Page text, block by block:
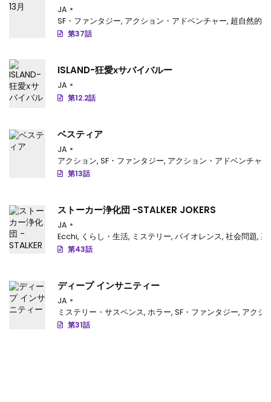
JA
SF・ファンタジー, アクション・アドベンチャー, 超自然的
第37話
ISLAND-狂愛ⅹサバイバルー
JA
第12.2話
ベスティア
JA
アクション, SF・ファンタジー, アクション・アドベンチャー
第13話
ストーカー浄化団 -STALKER JOKERS
JA
Ecchi, くらし・生活, ミステリー, バイオレンス, 社会問題, 裏
第43話
ディープ インサニティー
JA
ミステリー・サスペンス, ホラー, SF・ファンタジー, アクシ
第31話